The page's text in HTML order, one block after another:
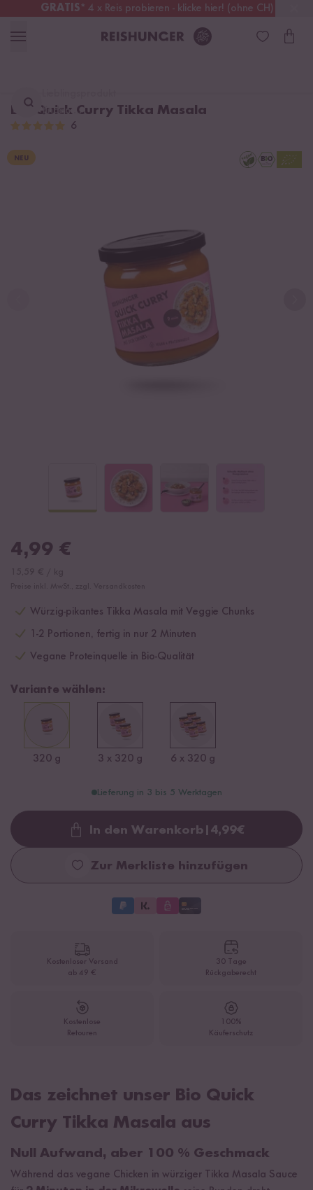
GRATIS* 4 x Reis probieren - klicke hier! (ohne CH)
Österreich Kostenloser Versand
finden ...
Bio Quick Curry Tikka Masala
6
NEU
4,99 €
Würzig-pikantes Tikka Masala mit Veggie Chunks
1-2 Portionen, fertig in nur 2 Minuten
Vegane Proteinquelle in Bio-Qualität
Variante wählen:
320 g 3 x 320 g 6 x 320 g
Lieferung in 3 bis 5 Werktagen
Loading...
In den Warenkorb 4,99€
Zur Merkliste hinzufügen
Kostenloser Versand
ab 49 €
30 Tage
Rückgaberecht
Kostenlose
Retouren
100%
Käuferschutz
Das zeichnet unser Bio Quick
Curry Tikka Masala aus
Null Aufwand, aber 100 % Geschmack
Während das vegane Chicken in würziger Tikka Masala Sauce